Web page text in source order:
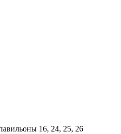
16, 24, 25, 26